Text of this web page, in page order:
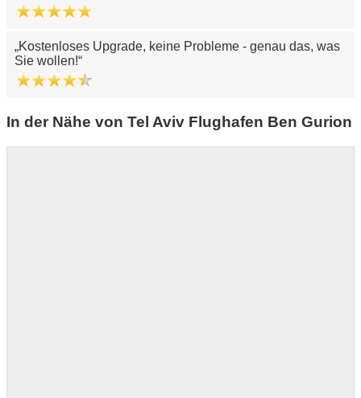
Kostenloses Upgrade, keine Probleme - genau das, was
Sie wollen!
In der Nähe von Tel Aviv Flughafen Ben Gurion